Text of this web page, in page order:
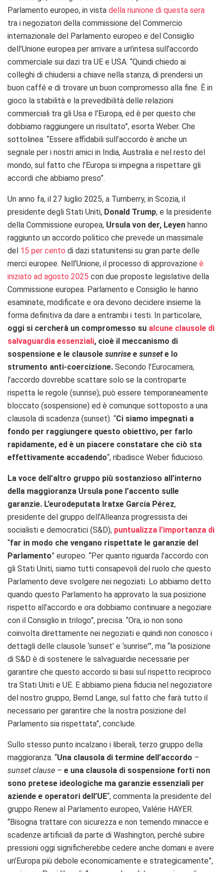
Parlamento europeo, in vista della riunione di questa sera
tra i negoziatori della commissione del Commercio
internazionale del Parlamento europeo e del Consiglio
dell’Unione europea per arrivare a un’intesa sull’accordo
commerciale sui dazi tra UE e USA. “Quindi chiedo ai
colleghi di chiudersi a chiave nella stanza, di prendersi un
buon caffé e di trovare un buon compromesso alla fine. È in
gioco la stabilità e la prevedibilità delle relazioni
commerciali tra gli Usa e l’Europa, ed è per questo che
dobbiamo raggiungere un risultato”, esorta Weber. Che
sottolinea: “Essere affidabili sull’accordo è anche un
segnale per i nostri amici in India, Australia e nel resto del
mondo, sul fatto che l’Europa si impegna a rispettare gli
accordi che abbiamo preso”.
Un anno fa, il 27 luglio 2025, a Turnberry, in Scozia, il
presidente degli Stati Uniti, Donald Trump, e la presidente
della Commissione europea, Ursula von der, Leyen hanno
raggiunto un accordo politico che prevede un massimale
del 15 per cento di dazi statunitensi su gran parte delle
merci europee. Nell’Unione, il processo di approvazione è
iniziato ad agosto 2025 con due proposte legislative della
Commissione europea. Parlamento e Consiglio le hanno
esaminate, modificate e ora devono decidere insieme la
forma definitiva da dare a entrambi i testi. In particolare,
oggi si cercherà un compromesso su alcune clausole di
salvaguardia essenziali, cioè il meccanismo di
sospensione e le clausole sunrise e sunsete lo
strumento anti-coercizione. Secondo l’Eurocamera,
l’accordo dovrebbe scattare solo se la controparte
rispetta le regole (sunrise); può essere temporaneamente
bloccato (sospensione) ed è comunque sottoposto a una
clausola di scadenza (sunset). “Ci siamo impegnati a
fondo per raggiungere questo obiettivo, per farlo
rapidamente, ed è un piacere constatare che ciò sta
effettivamente accadendo“, ribadisce Weber fiducioso.
La voce dell’altro gruppo più sostanzioso all’interno
della maggioranza Ursula pone l’accento sulle
garanzie. L’eurodeputata Iratxe García Pérez,
presidente del gruppo dell’Alleanza progressista dei
socialisti e democratici (S&D), puntualizza l’importanza di
“far in modo che vengano rispettate le garanzie del
Parlamento” europeo. “Per quanto riguarda l’accordo con
gli Stati Uniti, siamo tutti consapevoli del ruolo che questo
Parlamento deve svolgere nei negoziati. Lo abbiamo detto
quando questo Parlamento ha approvato la sua posizione
rispetto all’accordo e ora dobbiamo continuare a negoziare
con il Consiglio in trilogo”, precisa. “Ora, io non sono
coinvolta direttamente nei negoziati e quindi non conosco i
dettagli delle clausole ‘sunset’ e ‘sunrise'”, ma “la posizione
di S&D è di sostenere le salvaguardie necessarie per
garantire che questo accordo si basi sul rispetto reciproco
tra Stati Uniti e UE. E abbiamo piena fiducia nel negoziatore
del nostro gruppo, Bernd Lange, sul fatto che farà tutto il
necessario per garantire che la nostra posizione del
Parlamento sia rispettata”, conclude.
Sullo stesso punto incalzano i liberali, terzo gruppo della
maggioranza. “Una clausola di termine dell’accordo –
sunset clause – e una clausola di sospensione forti non
sono pretese ideologiche ma garanzie essenziali per
aziende e operatori dell’UE“, commenta la presidente del
gruppo Renew al Parlamento europeo, Valérie HAYER.
“Bisogna trattare con sicurezza e non temendo minacce e
scadenze artificiali da parte di Washington, perché subire
pressioni oggi significherebbe cedere anche domani e avere
un’Europa più debole economicamente e strategicamente”,